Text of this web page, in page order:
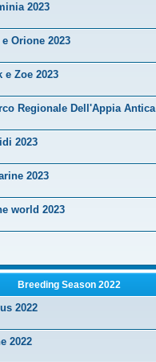
2023
Orione 2023
e Zoe 2023
Regionale Dell'Appia Antica
2023
2023
world 2023
Breeding Season 2022
2022
2022